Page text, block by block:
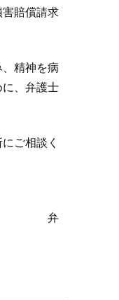
賠償請求
精神を病
に、弁護士
ご相談く